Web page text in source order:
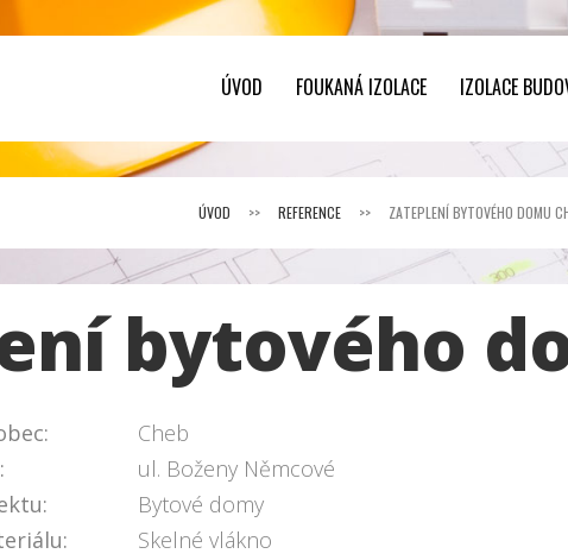
ÚVOD FOUKANÁ IZOLACE IZOLACE
ÚVOD >> REFERENCE >> ZATEPLENÍ BYTOVÉHO DOMU
bytového
Cheb
ul. Boženy Němcové
Bytové domy
Skelné vlákno